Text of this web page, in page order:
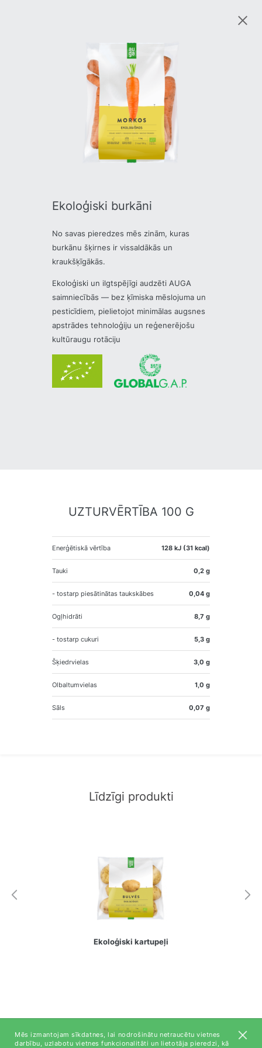
Mēs izmantojam sīkdatnes, lai nodrošinātu netraucētu vietnes
darbību, uzlabotu vietnes funkcionalitāti un lietotāja pieredzi, kā
Ekoloģiski burkāni
No savas pieredzes mēs zinām, kuras
burkānu šķirnes ir vissaldākās un
kraukšķīgākās.
Ekoloģiski un ilgtspējīgi audzēti AUGA
saimniecībās — bez ķīmiska mēslojuma un
pesticīdiem, pielietojot minimālas augsnes
apstrādes tehnoloģiju un reģenerējošu
kultūraugu rotāciju
UZTURVĒRTĪBA 100 G
Enerģētiskā vērtība 128 kJ (31 kcal)
Tauki 0,2 g
- tostarp piesātinātas taukskābes 0,04 g
Ogļhidrāti 8,7 g
- tostarp cukuri 5,3 g
Šķiedrvielas 3,0 g
Olbaltumvielas 1,0 g
Sāls 0,07 g
Līdzīgi produkti
Ekoloģiski kartupeļi